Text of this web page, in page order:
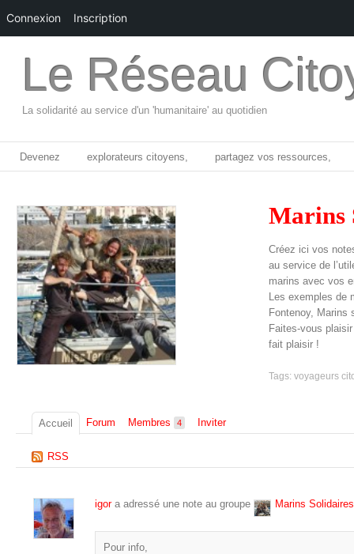
Le Réseau
La solidarité au service d'un 'humanitaire' au quotidien
Devenez explorateurs citoyens, partagez vos ressources,
Marins
Créez ici vos
au service de
marins avec vos
Les exemples de
Fontenoy, Marins
Faites-vous
fait plaisir !
Tags: voyageurs
Accueil Forum Membres 4 Inviter
RSS
igora adressé une note au groupe Marins Solidaires
Pour info,
Connexion Inscription